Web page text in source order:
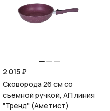
2 015 ₽
Сковорода 26 см со
съемной ручкой, АП линия
"Тренд" (Аметист)